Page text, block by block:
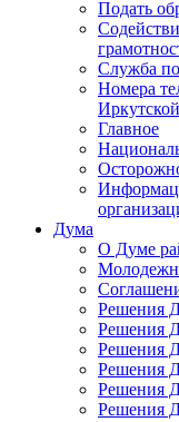
Подать
Служба
Номера
Главное
Дума
О Думе
Решения
Решения
Решения
Решения
Решения
Решения